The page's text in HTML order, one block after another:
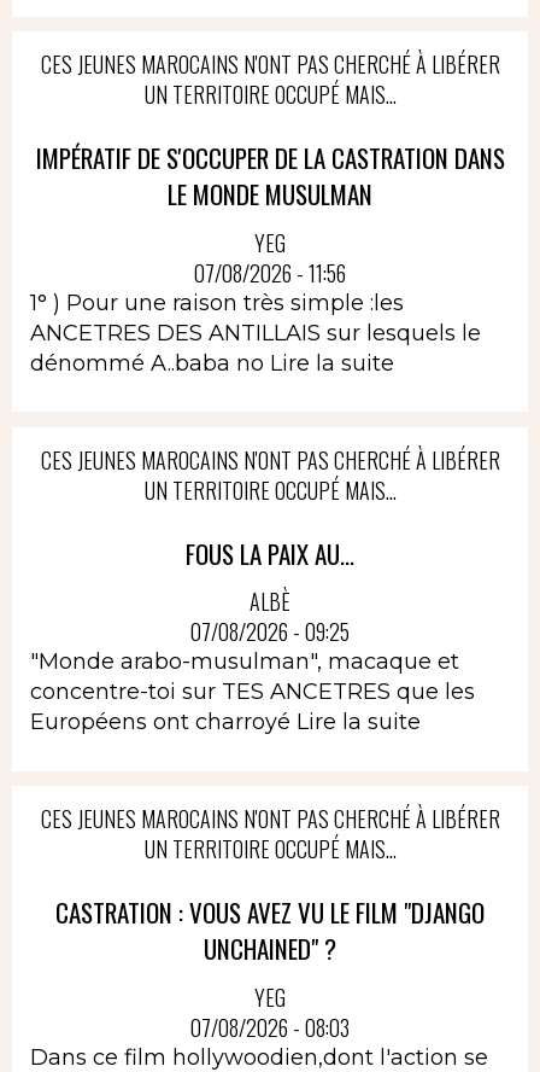
CES JEUNES MAROCAINS N'ONT PAS CHERCHÉ À LIBÉRER
UN TERRITOIRE OCCUPÉ MAIS...
IMPÉRATIF DE S'OCCUPER DE LA CASTRATION DANS
LE MONDE MUSULMAN
YEG
07/08/2026 - 11:56
1° ) Pour une raison très simple :les
ANCETRES DES ANTILLAIS sur lesquels le
dénommé A..baba no Lire la suite
CES JEUNES MAROCAINS N'ONT PAS CHERCHÉ À LIBÉRER
UN TERRITOIRE OCCUPÉ MAIS...
FOUS LA PAIX AU...
ALBÈ
07/08/2026 - 09:25
"Monde arabo-musulman", macaque et
concentre-toi sur TES ANCETRES que les
Européens ont charroyé Lire la suite
CES JEUNES MAROCAINS N'ONT PAS CHERCHÉ À LIBÉRER
UN TERRITOIRE OCCUPÉ MAIS...
CASTRATION : VOUS AVEZ VU LE FILM "DJANGO
UNCHAINED" ?
YEG
07/08/2026 - 08:03
Dans ce film hollywoodien,dont l'action se